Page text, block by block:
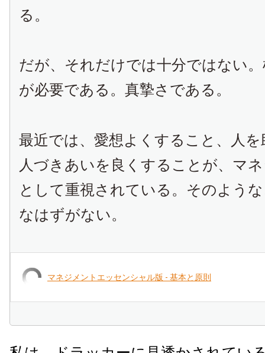
る。
だが、それだけでは十分ではない
が必要である。真摯さである。
最近では、愛想よくすること、人
人づきあいを良くすることが、マ
として重視されている。そのよう
なはずがない。
マネジメントエッセンシャル版 - 基本と原則